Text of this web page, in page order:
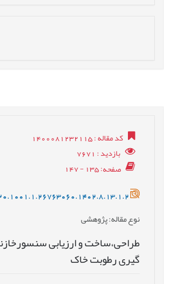
کد مقاله: 1400081232115
بازدید: 7671
صفحه: 135 - 147
20.1001.1.26763060.1402.8.13.1.2
نوع مقاله: پژوهشی
طراحی،ساخت و ارزیابی
گیری رطوبت خاک